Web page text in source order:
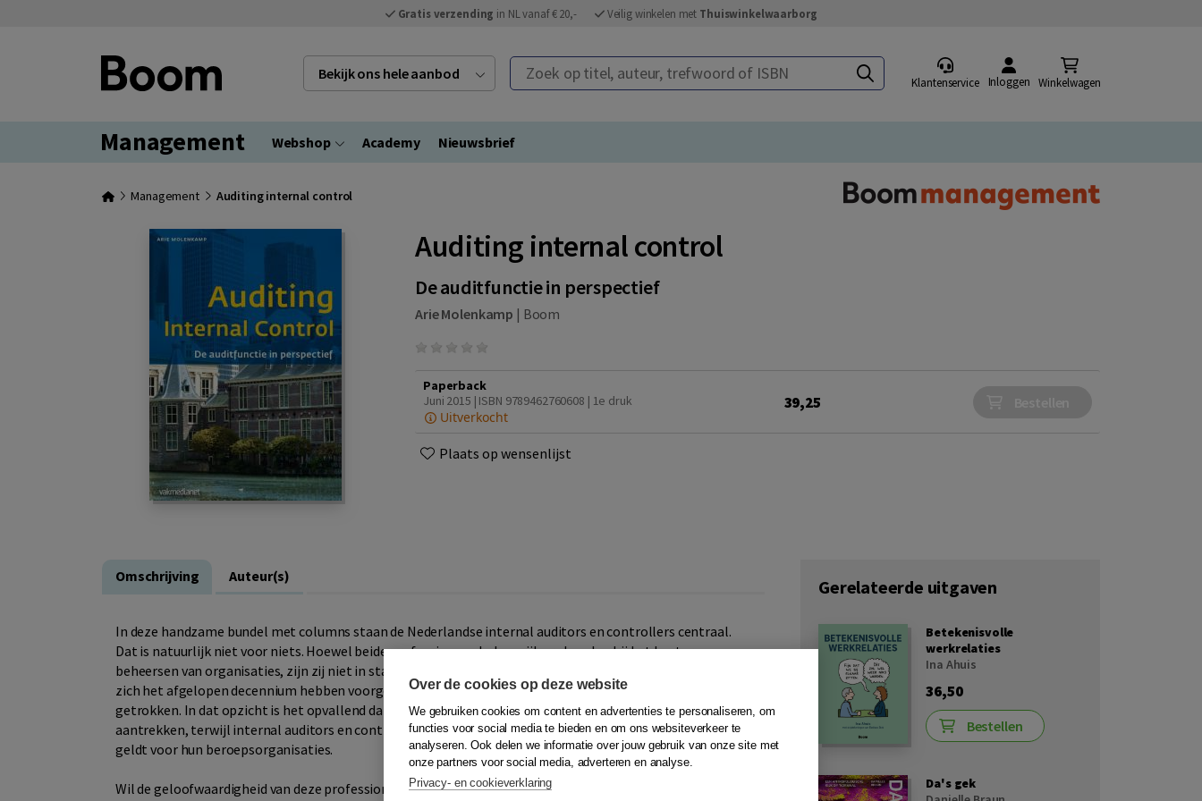
Gratis verzending in NL vanaf € 20,- Veilig winkelen met Thuiswinkelwaarborg
Bekijk ons hele aanbod Zoek op titel, auteur, trefwoord of ISBN
Klantenservice Inloggen Winkelwagen
Management Webshop Academy Nieuwsbrief
Management Auditing internal control
Auditing internal control
De auditfunctie in perspectief
Arie Molenkamp | Boom
Paperback
Juni 2015 | ISBN 9789462760608 | 1e druk
Uitverkocht
39,25
Plaats op wensenlijst
Omschrijving Auteur(s)
In deze handzame bundel met columns staan de Nederlandse internal auditors en controllers centraal.
Dat is natuurlijk niet voor niets. Hoewel beide professies een belangrijke rol spelen bij het besturen en
beheersen van organisaties, zijn zij niet in staat geweest om de vele fraudes en boekhoudschandalen die
zich het afgelopen decennium hebben voorgedaan, te voorkomen. Ze hebben zelfs niet tijdig aan de bel
getrokken. In dat opzicht is het opvallend dat veel externe accountants wel het boetekleed moesten
aantrekken, terwijl internal auditors en controllers de dans zijn ontsprongen. Zoals dat overigens ook
geldt voor hun beroepsorganisaties.
Wil de geloofwaardigheid van deze professionals niet verder in het geding komen, dan zullen er nu
Gerelateerde uitgaven
Betekenisvolle
werkrelaties
Ina Ahuis
36,50
Bestellen
Da's gek
Over de cookies op deze website
We gebruiken cookies om content en advertenties te personaliseren, om
functies voor social media te bieden en om ons websiteverkeer te
analyseren. Ook delen we informatie over jouw gebruik van onze site met
onze partners voor social media, adverteren en analyse.
Privacy- en cookieverklaring